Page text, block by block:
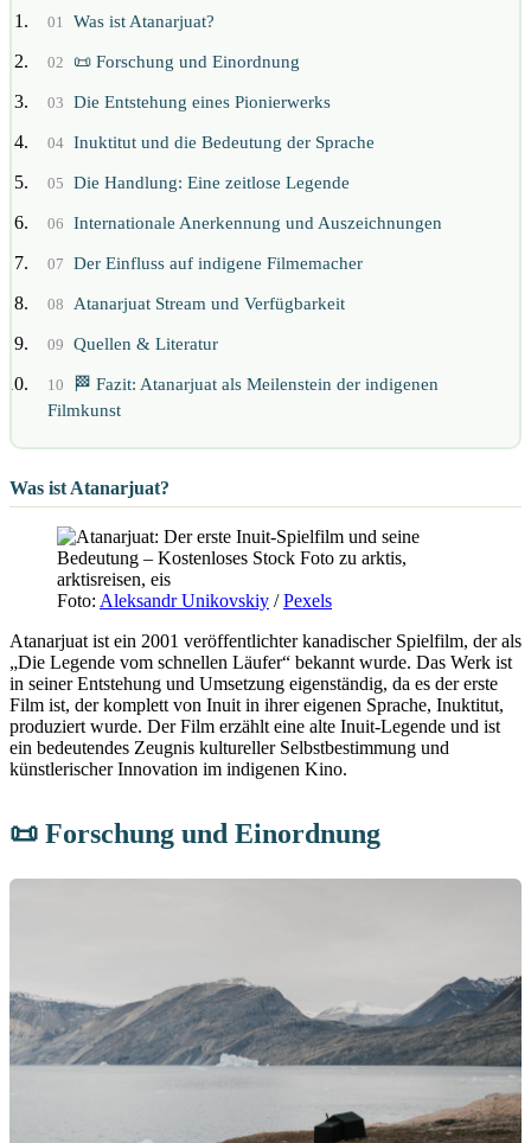
01 Was ist Atanarjuat?
02 📜 Forschung und Einordnung
03 Die Entstehung eines Pionierwerks
04 Inuktitut und die Bedeutung der Sprache
05 Die Handlung: Eine zeitlose Legende
06 Internationale Anerkennung und Auszeichnungen
07 Der Einfluss auf indigene Filmemacher
08 Atanarjuat Stream und Verfügbarkeit
09 Quellen & Literatur
10
🏁 Fazit: Atanarjuat als Meilenstein der indigenen
Filmkunst
Was ist Atanarjuat?
Foto: Aleksandr Unikovskiy /Pexels
Atanarjuat ist ein 2001 veröffentlichter kanadischer Spielfilm, der als
„Die Legende vom schnellen Läufer“ bekannt wurde. Das Werk ist
in seiner Entstehung und Umsetzung eigenständig, da es der erste
Film ist, der komplett von Inuit in ihrer eigenen Sprache, Inuktitut,
produziert wurde. Der Film erzählt eine alte Inuit-Legende und ist
ein bedeutendes Zeugnis kultureller Selbstbestimmung und
künstlerischer Innovation im indigenen Kino.
📜 Forschung und Einordnung